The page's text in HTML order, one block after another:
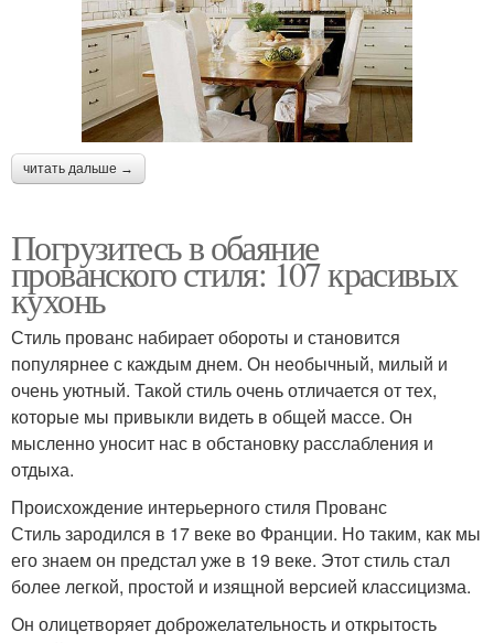
читать дальше →
Погрузитесь в обаяние
прованского стиля: 107 красивых
кухонь
Стиль прованс набирает обороты и становится
популярнее с каждым днем. Он необычный, милый и
очень уютный. Такой стиль очень отличается от тех,
которые мы привыкли видеть в общей массе. Он
мысленно уносит нас в обстановку расслабления и
отдыха.
Происхождение интерьерного стиля Прованс
Стиль зародился в 17 веке во Франции. Но таким, как мы
его знаем он предстал уже в 19 веке. Этот стиль стал
более легкой, простой и изящной версией классицизма.
Он олицетворяет доброжелательность и открытость